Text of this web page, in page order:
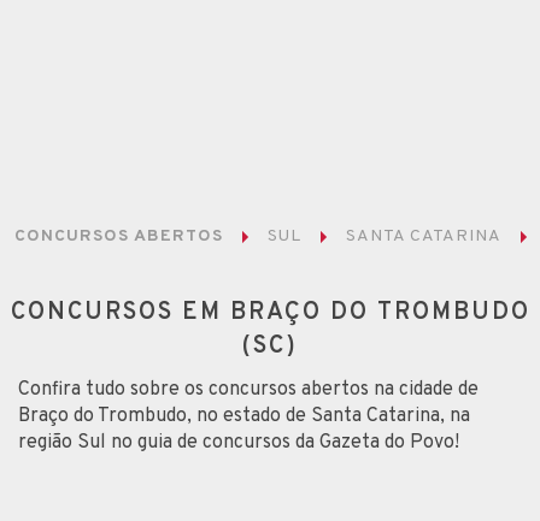
CONCURSOS ABERTOS SUL SANTA CATARINA
CONCURSOS EM BRAÇO DO TROMBUDO
(SC)
Confira tudo sobre os concursos abertos na cidade de
Braço do Trombudo, no estado de Santa Catarina, na
região Sul no guia de concursos da Gazeta do Povo!